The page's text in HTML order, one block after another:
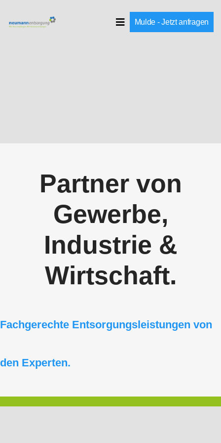
Mulde - Jetzt anfragen
Partner von
Gewerbe,
Industrie &
Wirtschaft.
Fachgerechte Entsorgungsleistungen von
den Experten.